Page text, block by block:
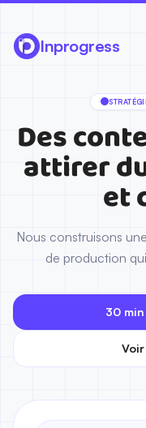
Pourquoi choisir
Inprogress
Des
attirer
et
Nous construisons
de production
30
Voir